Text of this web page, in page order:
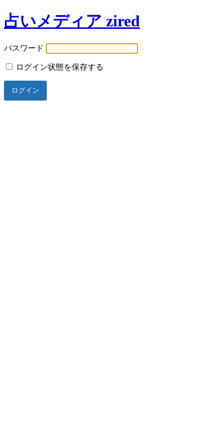
占いメディア zired
パスワード
ログイン状態を保存する